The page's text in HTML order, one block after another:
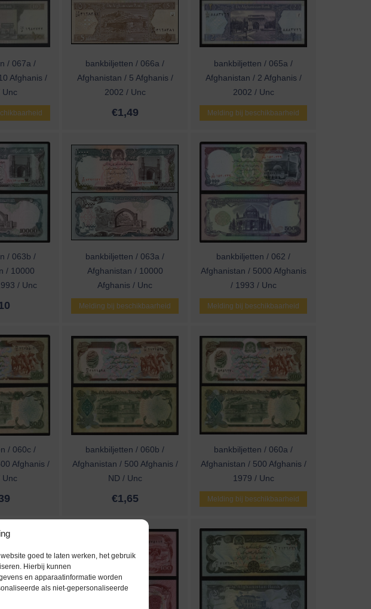
goed te laten werken, het gebruik
Hierbij kunnen
en apparaatinformatie worden
als niet-gepersonaliseerde
/ 067a /
Afghanis /
Unc
bankbiljetten / 066a /
Afghanistan / 5 Afghanis /
2002 / Unc
€1,49
bankbiljetten / 065a /
Afghanistan / 2 Afghanis /
2002 / Unc
Melding bij beschikbaarheid
/ 063b /
/ 10000
/ Unc
bankbiljetten / 063a /
Afghanistan / 10000
Afghanis / Unc
Melding bij beschikbaarheid
bankbiljetten / 062 /
Afghanistan / 5000 Afghanis
/ 1993 / Unc
Melding bij beschikbaarheid
/ 060c /
Afghanis /
Unc
bankbiljetten / 060b /
Afghanistan / 500 Afghanis /
ND / Unc
€1,65
bankbiljetten / 060a /
Afghanistan / 500 Afghanis /
1979 / Unc
Melding bij beschikbaarheid